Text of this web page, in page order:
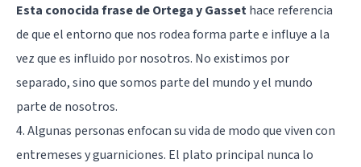
Esta conocida frase de Ortega y Gassethace referencia
de que el entorno que nos rodea forma parte e influye a la
vez que es influido por nosotros. No existimos por
separado, sino que somos parte del mundo y el mundo
parte de nosotros.
4. Algunas personas enfocan su vida de modo que viven con
entremeses y guarniciones. El plato principal nunca lo